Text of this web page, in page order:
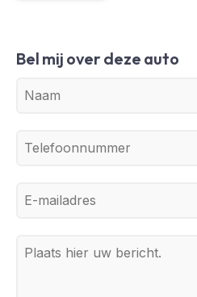
Bel mij over deze auto